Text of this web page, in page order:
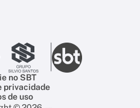
no SBT
privacidade
de uso